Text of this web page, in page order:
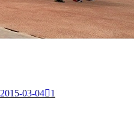
2015-03-041